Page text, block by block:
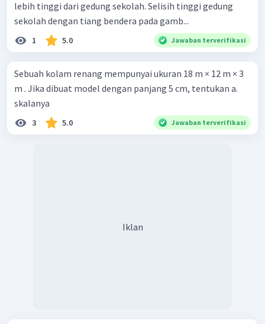
lebih tinggi dari gedung sekolah. Selisih tinggi gedung
sekolah dengan tiang bendera pada gamb...
1 5.0 Jawaban terverifikasi
Sebuah kolam renang mempunyai ukuran 18 m × 12 m × 3
m . Jika dibuat model dengan panjang 5 cm, tentukan a.
skalanya
3 5.0 Jawaban terverifikasi
Iklan